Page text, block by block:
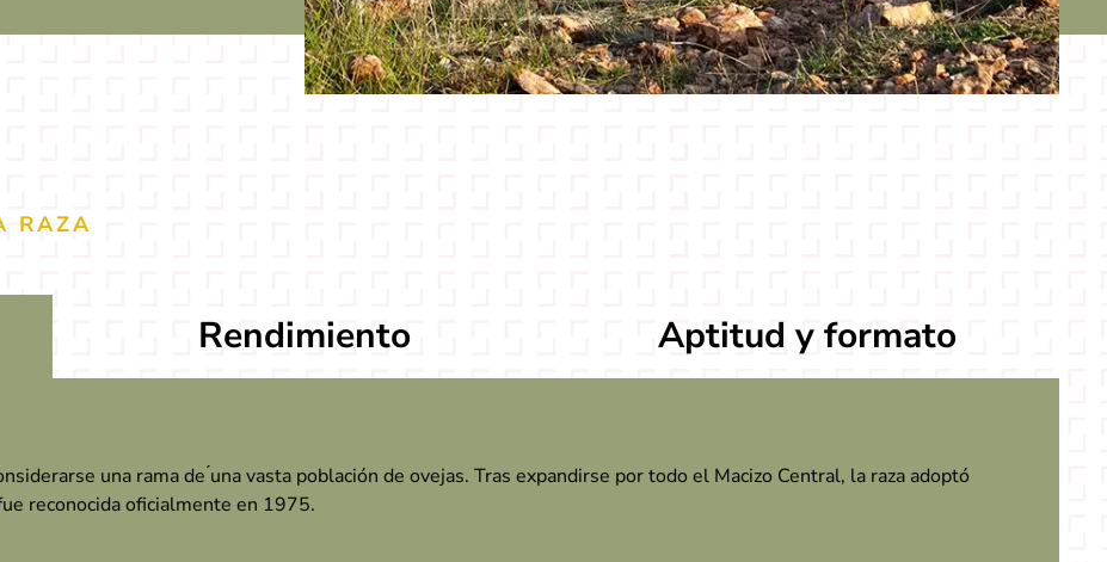
RAZA
Rendimiento Aptitud y formato
una rama de ́una vasta población de ovejas. Tras expandirse por todo el Macizo Central, la raza adoptó
reconocida oficialmente en 1975.